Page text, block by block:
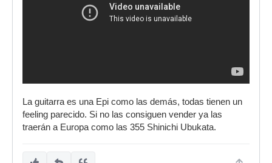
La guitarra es una Epi como las demás, todas tienen un
feeling parecido. Si no las consiguen vender ya las
traerán a Europa como las 355 Shinichi Ubukata.